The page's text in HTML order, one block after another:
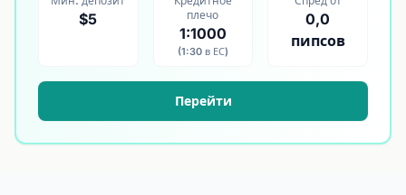
$5
плечо
1:1000
(1:30 в ЕС)
0,0
пипсов
Перейти